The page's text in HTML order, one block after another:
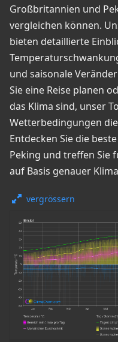
Großbritannien und
vergleichen können.
bieten detaillierte
und saisonale
Sie eine Reise planen
das Klima sind, unser
Wetterbedingungen
Entdecken Sie die
Peking und treffen Sie
auf Basis genauer
vergrössern